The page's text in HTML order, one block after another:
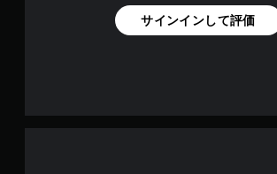
サインインして評価